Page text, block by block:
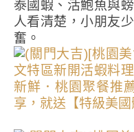
泰國蝦、活鮑魚與
人看清楚，小朋友
奮。